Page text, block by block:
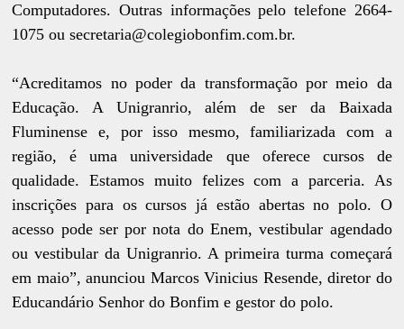
Computadores. Outras informações pelo telefone 2664-
1075 ou secretaria@colegiobonfim.com.br.
“Acreditamos no poder da transformação por meio da
Educação. A Unigranrio, além de ser da Baixada
Fluminense e, por isso mesmo, familiarizada com a
região, é uma universidade que oferece cursos de
qualidade. Estamos muito felizes com a parceria. As
inscrições para os cursos já estão abertas no polo. O
acesso pode ser por nota do Enem, vestibular agendado
ou vestibular da Unigranrio. A primeira turma começará
em maio”, anunciou Marcos Vinicius Resende, diretor do
Educandário Senhor do Bonfim e gestor do polo.